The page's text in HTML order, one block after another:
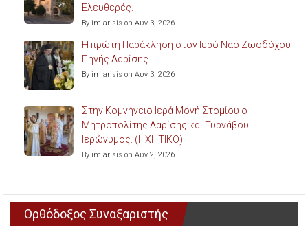
Ελευθερές.
By imlarisis on Αυγ 3, 2026
Η πρώτη Παράκληση στον Ιερό Ναό Ζωοδόχου
Πηγής Λαρίσης.
By imlarisis on Αυγ 3, 2026
Στην Κομνήνειο Ιερά Μονή Στομίου ο
Μητροπολίτης Λαρίσης και Τυρνάβου
Ιερώνυμος. (ΗΧΗΤΙΚΟ)
By imlarisis on Αυγ 2, 2026
Ορθόδοξος Συναξαριστής